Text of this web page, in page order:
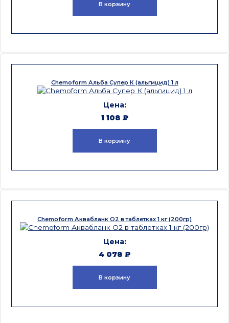
В корзину
Chemoform Альба Супер К (альгицид) 1 л
1 108 ₽
В корзину
Chemoform Аквабланк О2 в таблетках 1 кг (200гр)
4 078 ₽
В корзину